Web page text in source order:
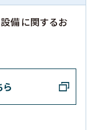
備に関するお